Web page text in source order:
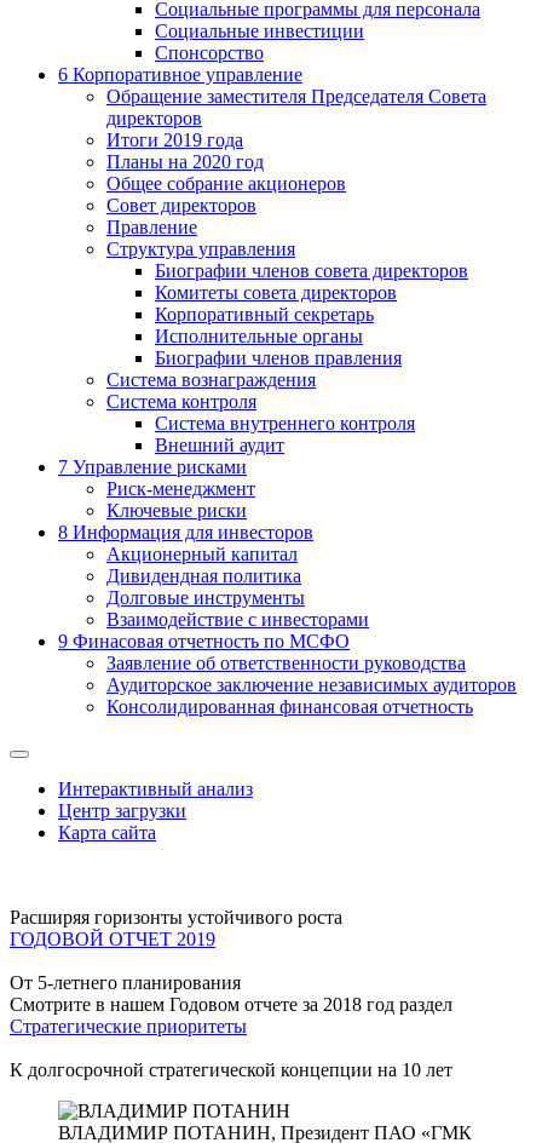
Социальные программы для персонала
Социальные инвестиции
Спонсорство
6 Корпоративное управление
Обращение заместителя Председателя Совета
директоров
Итоги 2019 года
Планы на 2020 год
Общее собрание акционеров
Совет директоров
Правление
Структура управления
Биографии членов совета директоров
Комитеты совета директоров
Корпоративный секретарь
Исполнительные органы
Биографии членов правления
Система вознаграждения
Система контроля
Система внутреннего контроля
Внешний аудит
7 Управление рисками
Риск-менеджмент
Ключевые риски
8 Информация для инвесторов
Акционерный капитал
Дивидендная политика
Долговые инструменты
Взаимодействие с инвеcторами
9 Финасовая отчетность по МСФО
Заявление об ответственности руководства
Аудиторское заключение независимых аудиторов
Консолидированная финансовая отчетность
Интерактивный анализ
Центр загрузки
Карта сайта
Расширяя горизонты устойчивого роста
ГОДОВОЙ ОТЧЕТ 2019
От 5-летнего планирования
Смотрите в нашем Годовом отчете за 2018 год раздел
Стратегические приоритеты
К долгосрочной стратегической концепции на 10 лет
ВЛАДИМИР ПОТАНИН, Президент ПАО «ГМК